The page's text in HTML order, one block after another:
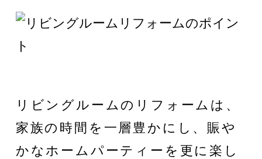
リビングルームのリフォームは、
家族の時間を一層豊かにし、賑や
かなホームパーティーを更に楽し